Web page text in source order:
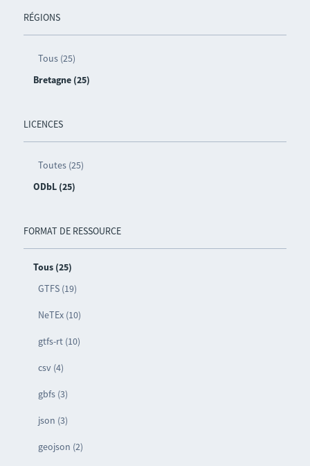
RÉGIONS
Tous (25)
Bretagne (25)
LICENCES
Toutes (25)
ODbL (25)
FORMAT DE RESSOURCE
Tous (25)
GTFS (19)
NeTEx (10)
gtfs-rt (10)
csv (4)
gbfs (3)
json (3)
geojson (2)